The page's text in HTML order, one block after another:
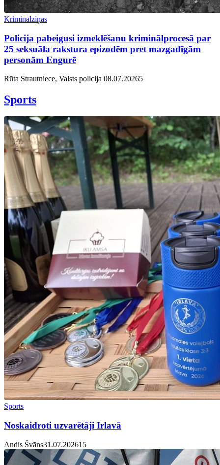
Kriminālziņas
Policija pabeigusi izmeklēšanu kriminālprocesā par
25 seksuāla rakstura epizodēm pret mazgadīgām
personām Engurē
Rūta Strautniece, Valsts policija 08.07.20265
Sports
Sports
Noskaidroti uzvarētāji Irlavā
Andis Švāns31.07.20261 5